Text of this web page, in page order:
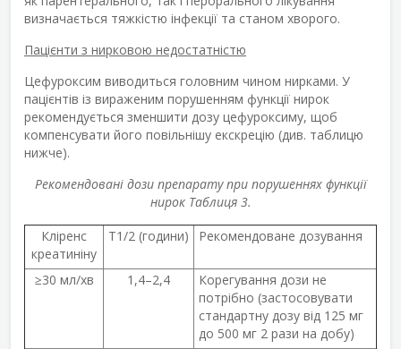
визначається тяжкістю інфекції та станом хворого.
Пацієнти з нирковою недостатністю
Цефуроксим виводиться головним чином нирками. У
пацієнтів із вираженим порушенням функції нирок
рекомендується зменшити дозу цефуроксиму, щоб
компенсувати його повільнішу екскрецію (див. таблицю
нижче).
Рекомендовані дози препарату при порушеннях функції
нирок Таблиця 3.
Кліренс
креатиніну
T1/2 (години) Рекомендоване дозування
≥30 мл/хв 1,4–2,4
Корегування дози не
потрібно (застосовувати
стандартну дозу від 125 мг
до 500 мг 2 рази на добу)